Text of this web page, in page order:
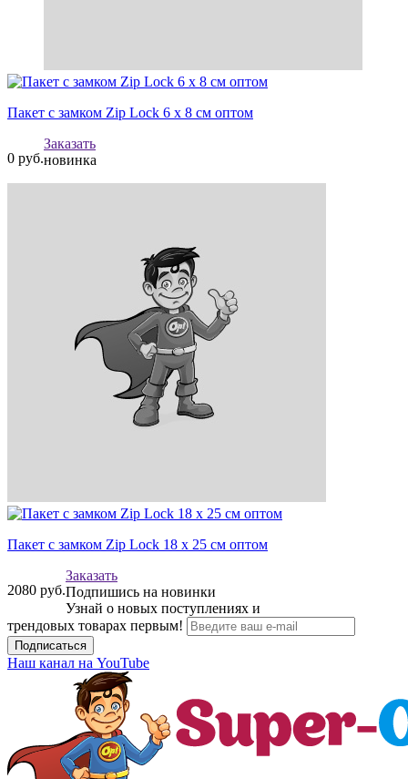
Пакет с замком Zip Lock 6 х 8 см оптом
0 руб.
Заказать
новинка
Пакет с замком Zip Lock 18 х 25 см оптом
2080 руб.
Заказать
Подпишись на новинки
Узнай о новых поступлениях и
трендовых товарах первым!
Подписаться
Наш канал на YouTube